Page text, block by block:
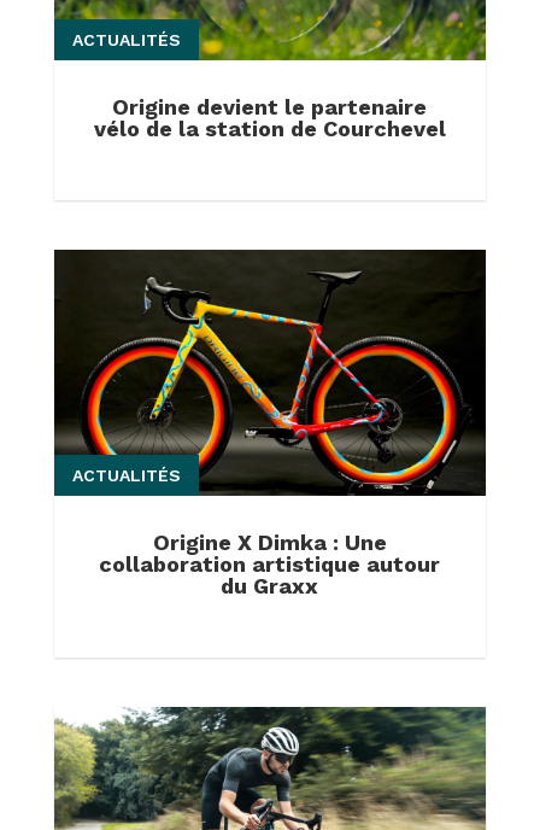
Origine devient le partenaire
vélo de la station de Courchevel
ACTUALITÉS
Origine X Dimka : Une
collaboration artistique autour
du Graxx
ACTUALITÉS